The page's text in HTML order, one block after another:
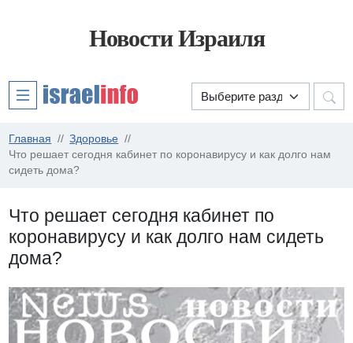
Новости Израиля
Главная
Здоровье
Что решает сегодня кабинет по коронавирусу и как долго нам
сидеть дома?
Что решает сегодня кабинет по
коронавирусу и как долго нам сидеть
дома?